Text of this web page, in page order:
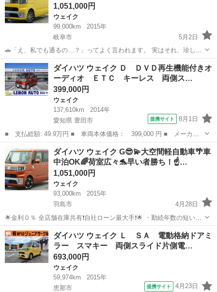
1,051,000円
ウェイク
99,000km
2015年
岐阜市
5月2日
🚗「え、私でも通るの…？」ってよく言われます。 実はそれ、珍しく
ないです。 ・他でローンが通らなかった ・頭金が用意できない ・勤
務歴が浅い／アルバイト そんな方でもご購入いただいてます😊 📍
【オ...
岐阜 岐阜市 ウェイク 頭金
ダイハツ ウェイク Ｄ ＤＶＤ再生機能付きオ
ーディオ ＥＴＣ キーレス 両側ス…
399,000円
ウェイク
137,610km
2014年
愛知県 豊田市
提携サイト 8月1日
■ 支払総額: 49.9万円 ■ 車両本体価格： 399,000 円 ■ メーカー
名： ダイハツ ■ 車種名： ウェイク ■ グレード名： Ｄ ＤＶ
Ｄ再生機能付きオーディオ ＥＴＣ キーレス 両側スライドドア
インパネＡＴ...
ウェイク
ダイハツ ウェイク G😎💫大空間軽自動車🌴車
中泊OK🌈荷室広々🐬早い者勝ち！☝…
1,051,000円
ウェイク
93,000km
2015年
羽島市
4月28日
🌟金利０％ 全店舗在庫共有❗️自社ローン最大手❗️🌟 ・勤続年数の短い方
🆗 ・パート、アルバイトの方🆗 ・派遣、自営業をされている方🆗 ・
専業主婦をされている方🆗 ・自己破産・任意整理のご経験のある方🆗
・他社でローン...
岐阜 羽島市 ウェイク 車中泊
ダイハツ ウェイク Ｌ ＳＡ 電動格納ドアミ
ラー スマキー 両側スライド片側電…
693,000円
ウェイク
59,974km
2015年
恵那市
提携サイト 4月23日